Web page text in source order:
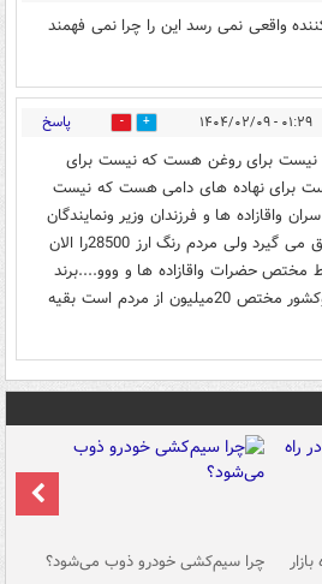
واقعی نمی رسد این را چرا نمی فهمند
۰۱:۲۹ - ۱۴۰۴/۰۲/۰۹ 0 پاسخ
که نیست برای روغن هست که نیست برای
برای نهاده های دامی هست که نیست
واقازاده ها و فرزندان وزیر ونمایندگان
مجلس وسران ارز 28500تعلق می گیرد ولی مردم رنگ ارز 28500را الان
حضرات واقازاده ها و ووو....برند
حالشو ببرن ومردم باد هوا وکشور مختص 20میلیون از مردم است بقیه
چرا سیم‌کشی خودرو ذوب می‌شود؟